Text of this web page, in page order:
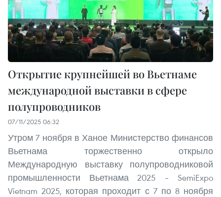
Открытие крупнейшей во Вьетнаме
международной выставки в сфере
полупроводников
07/11/2025 06:32
Утром 7 ноября в Ханое Министерство финансов
Вьетнама торжественно открыло
Международную выставку полупроводниковой
промышленности Вьетнама 2025 – SemiExpo
Vietnam 2025, которая проходит с 7 по 8 ноября